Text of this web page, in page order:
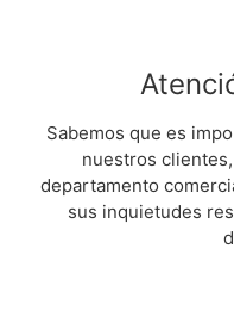
Sabemos que es
nuestros
departamento
sus inquietudes